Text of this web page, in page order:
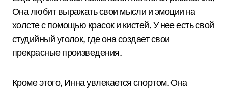
Она любит выражать свои мысли и эмоции на
холсте с помощью красок и кистей. У нее есть свой
студийный уголок, где она создает свои
прекрасные произведения.
Кроме этого, Инна увлекается спортом. Она